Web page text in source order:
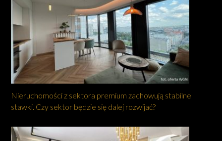
Nieruchomości z sektora premium zachowują stabilne
stawki. Czy sektor będzie się dalej rozwijać?